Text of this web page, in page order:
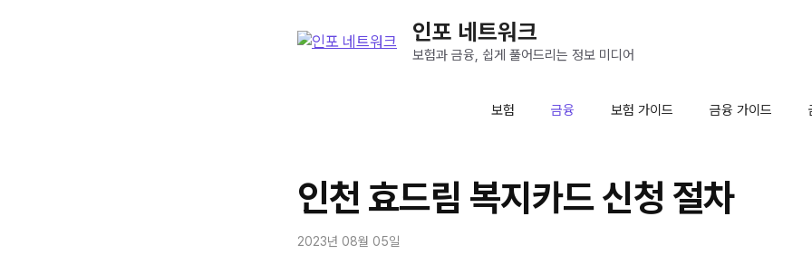
인포 네트워크
보험과 금융, 쉽게 풀어드리는 정보 미디어
보험 금융 보험 가이드 금융 가이드
인천 효드림 복지카드 신청 절차
2023년 08월 05일